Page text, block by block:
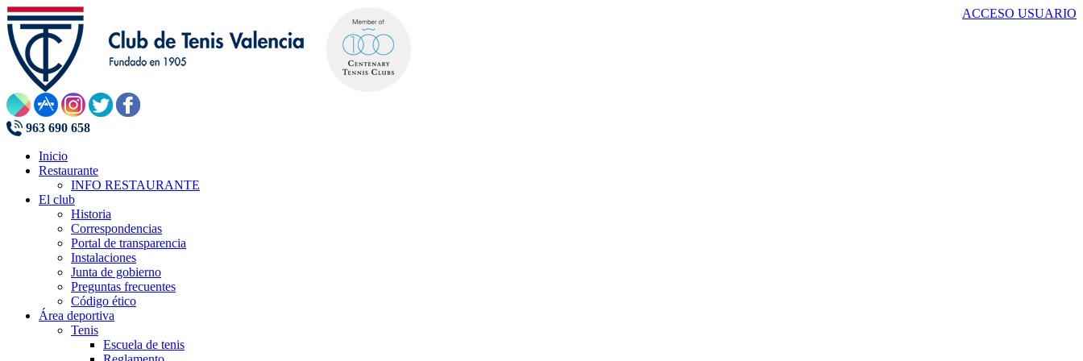
ACCESO USUARIO
963 690 658
Inicio
Restaurante
INFO RESTAURANTE
El club
Historia
Correspondencias
Portal de transparencia
Instalaciones
Junta de gobierno
Preguntas frecuentes
Código ético
Área deportiva
Tenis
Escuela de tenis